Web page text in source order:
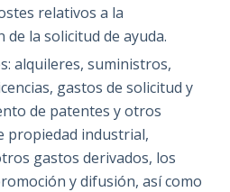
relativos a la
de la solicitud de ayuda.
alquileres, suministros,
gastos de solicitud y
de patentes y otros
propiedad industrial,
gastos derivados, los
y difusión, así como